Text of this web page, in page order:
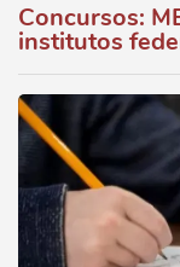
Concursos:
institutos